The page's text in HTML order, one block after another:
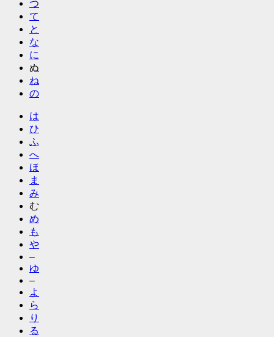
つ
て
と
な
に
ぬ
ね
の
は
ひ
ふ
へ
ほ
ま
み
む
め
も
や
–
ゆ
–
よ
ら
り
る